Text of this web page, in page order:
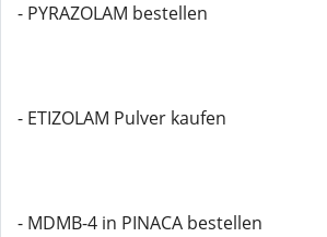
- PYRAZOLAM bestellen
- ETIZOLAM Pulver kaufen
- MDMB-4 in PINACA bestellen